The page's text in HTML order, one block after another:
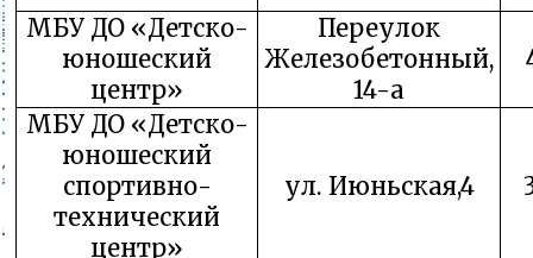
МБУ ДО «Детско-
юношеский
центр»
Переулок
Железобетонный,
14-а
МБУ ДО «Детско-
юношеский
спортивно-
технический
центр»
ул. Июньская,4